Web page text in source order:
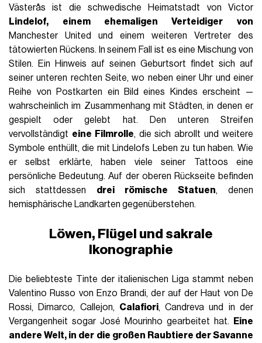
Västerås ist die schwedische Heimatstadt von Victor
Lindelof, einem ehemaligen Verteidiger von
Manchester United und einem weiteren Vertreter des
tätowierten Rückens. In seinem Fall ist es eine Mischung von
Stilen. Ein Hinweis auf seinen Geburtsort findet sich auf
seiner unteren rechten Seite, wo neben einer Uhr und einer
Reihe von Postkarten ein Bild eines Kindes erscheint —
wahrscheinlich im Zusammenhang mit Städten, in denen er
gespielt oder gelebt hat. Den unteren Streifen
vervollständigt eine Filmrolle, die sich abrollt und weitere
Symbole enthüllt, die mit Lindelofs Leben zu tun haben. Wie
er selbst erklärte, haben viele seiner Tattoos eine
persönliche Bedeutung. Auf der oberen Rückseite befinden
sich stattdessen drei römische Statuen, denen
hemisphärische Landkarten gegenüberstehen.
Löwen, Flügel und sakrale
Ikonographie
Die beliebteste Tinte der italienischen Liga stammt neben
Valentino Russo von Enzo Brandi, der auf der Haut von De
Rossi, Dimarco, Callejon, Calafiori, Candreva und in der
Vergangenheit sogar José Mourinho gearbeitet hat.
Eine
andere Welt, in der die großen Raubtiere der Savanne